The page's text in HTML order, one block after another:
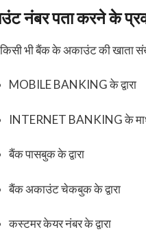
नंबर पता करने के
किसी भी बैंक के अकाउंट की खाता
MOBILE BANKING के द्वारा
INTERNET BANKING के
बैंक पासबुक के द्वारा
बैंक अकाउंट चेकबुक के द्वारा
कस्टमर केयर नंबर के द्वारा